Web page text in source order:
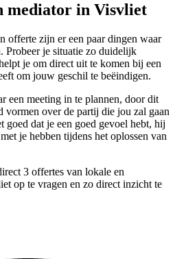
mediator in Visvliet
offerte zijn er een paar dingen waar
Probeer je situatie zo duidelijk
je om direct uit te komen bij een
om jouw geschil te beëindigen.
een meeting in te plannen, door dit
vormen over de partij die jou zal gaan
goed dat je een goed gevoel hebt, hij
je hebben tijdens het oplossen van
3 offertes van lokale en
op te vragen en zo direct inzicht te